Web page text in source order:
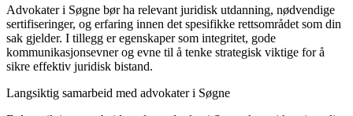
Advokater i Søgne bør ha relevant juridisk utdanning, nødvendige
sertifiseringer, og erfaring innen det spesifikke rettsområdet som din
sak gjelder. I tillegg er egenskaper som integritet, gode
kommunikasjonsevner og evne til å tenke strategisk viktige for å
sikre effektiv juridisk bistand.
Langsiktig samarbeid med advokater i Søgne